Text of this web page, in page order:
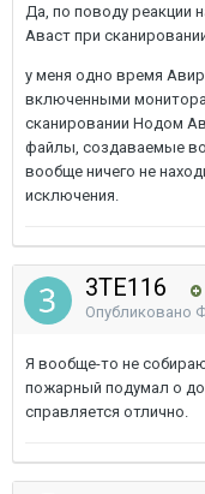
Да, по поводу реакции
Аваст при
у меня одно время
включенными
сканировании Нодом
файлы, создаваемые
вообще ничего не
исключения.
3TE116
Опубликовано
Я вообще-то не
пожарный подумал о
справляется отлично.